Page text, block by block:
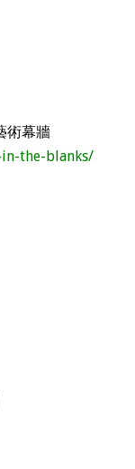
術幕牆
the-blanks/